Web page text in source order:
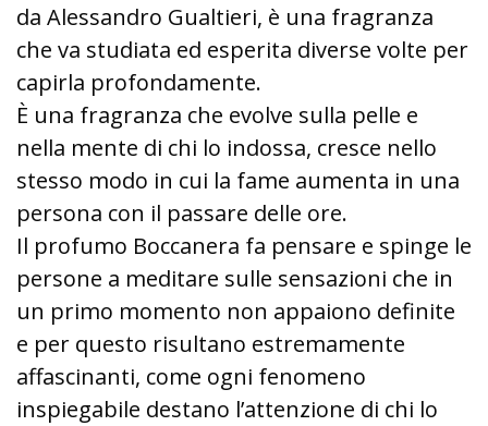
da Alessandro Gualtieri, è una fragranza
che va studiata ed esperita diverse volte per
capirla profondamente.
È una fragranza che evolve sulla pelle e
nella mente di chi lo indossa, cresce nello
stesso modo in cui la fame aumenta in una
persona con il passare delle ore.
Il profumo Boccanera fa pensare e spinge le
persone a meditare sulle sensazioni che in
un primo momento non appaiono definite
e per questo risultano estremamente
affascinanti, come ogni fenomeno
inspiegabile destano l’attenzione di chi lo